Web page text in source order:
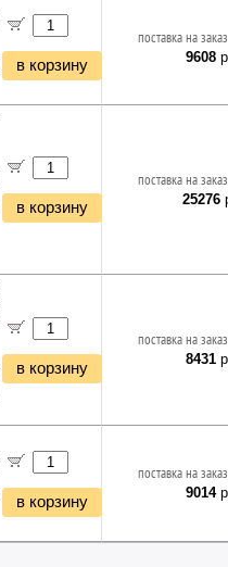
в корзину
поставка на
9608
в корзину
поставка на
25276
в корзину
поставка на
8431
в корзину
поставка на
9014